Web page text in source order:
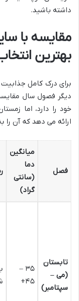
داشته باشید.
مقایسه با
بهترین
برای درک کامل جذابیت
دیگر فصول سال
خود را دارد، اما
ارائه می دهد که آن را
فصل
میانگین
دما
(سانتی
گراد)
تابستان
(می –
سپتامبر)
۳۵ –
۴۵+